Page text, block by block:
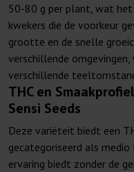
50-80 g per plant, wat
kwekers die de voorkeur
grootte en de snelle
verschillende
verschillende
THC en
Sensi Seeds
Deze variëteit biedt een
gecategoriseerd als
ervaring biedt zonder de